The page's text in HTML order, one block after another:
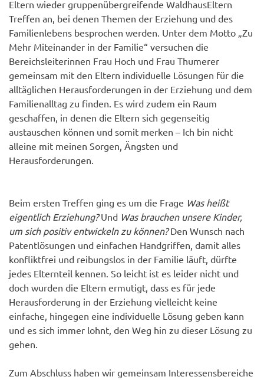
Eltern wieder gruppenübergreifende WaldhausEltern
Treffen an, bei denen Themen der Erziehung und des
Familienlebens besprochen werden. Unter dem Motto „Zu
Mehr Miteinander in der Familie“ versuchen die
Bereichsleiterinnen Frau Hoch und Frau Thumerer
gemeinsam mit den Eltern individuelle Lösungen für die
alltäglichen Herausforderungen in der Erziehung und dem
Familienalltag zu finden. Es wird zudem ein Raum
geschaffen, in denen die Eltern sich gegenseitig
austauschen können und somit merken – Ich bin nicht
alleine mit meinen Sorgen, Ängsten und
Herausforderungen.
Beim ersten Treffen ging es um die Frage Was heißt
eigentlich Erziehung?Und Was brauchen unsere Kinder,
um sich positiv entwickeln zu können?Den Wunsch nach
Patentlösungen und einfachen Handgriffen, damit alles
konfliktfrei und reibungslos in der Familie läuft, dürfte
jedes Elternteil kennen. So leicht ist es leider nicht und
doch wurden die Eltern ermutigt, dass es für jede
Herausforderung in der Erziehung vielleicht keine
einfache, hingegen eine individuelle Lösung geben kann
und es sich immer lohnt, den Weg hin zu dieser Lösung zu
gehen.
Zum Abschluss haben wir gemeinsam Interessensbereiche